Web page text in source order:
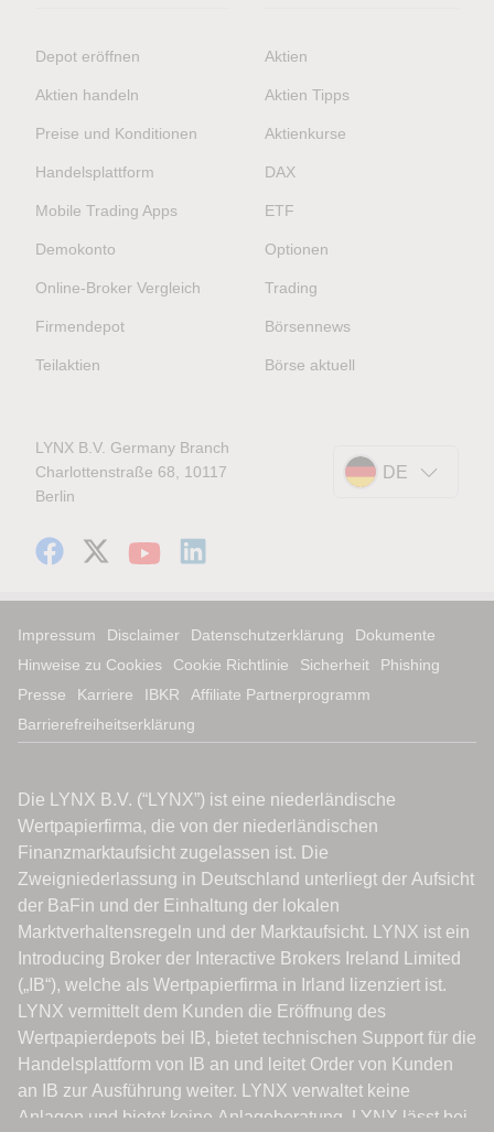
Depot eröffnen
Aktien handeln
Preise und Konditionen
Handelsplattform
Mobile Trading Apps
Demokonto
Online-Broker Vergleich
Firmendepot
Teilaktien
Aktien
Aktien Tipps
Aktienkurse
DAX
ETF
Optionen
Trading
Börsennews
Börse aktuell
LYNX B.V. Germany Branch
Charlottenstraße 68, 10117
Berlin
DE
Impressum Disclaimer Datenschutzerklärung
Dokumente
Hinweise zu Cookies
Cookie Richtlinie Sicherheit
Phishing
Presse
Karriere IBKR
Affiliate Partnerprogramm
Barrierefreiheitserklärung